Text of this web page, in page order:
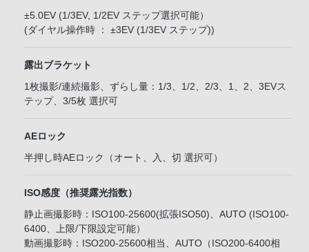
±5.0EV (1/3EV, 1/2EV ステップ選択可能）
(ダイヤル操作時 ： ±3EV (1/3EV ステップ))
露出ブラケット
1枚撮影/連続撮影、ずらし量：1/3、1/2、2/3、1、2、3EVス
テップ、3/5枚 選択可
AEロック
半押し時AEロック（オート、入、切 選択可）
ISO感度（推奨露光指数）
静止画撮影時：ISO100-25600(拡張ISO50)、AUTO (ISO100-
6400、上限/下限設定可能）
動画撮影時：ISO200-25600相当、AUTO（ISO200-6400相